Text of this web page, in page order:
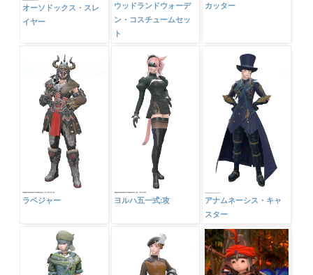
オーソドックス・スレ
イヤー
ウッドランドウォーデ
ン・コスチュームセッ
ト
カッター
ラベジャー ヨルハ五一式:攻
アナムネーシス・キャ
スター